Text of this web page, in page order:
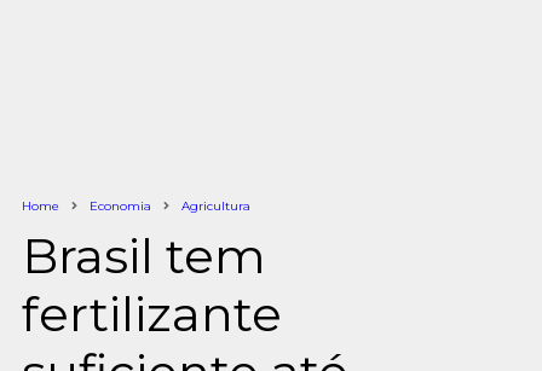
Home Economia Agricultura
Brasil tem
fertilizante